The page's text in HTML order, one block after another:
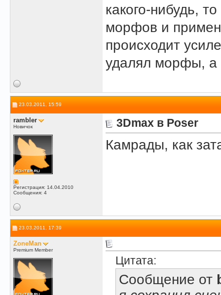
какого-нибудь,
морфов и
происходит
удалял морфы, а
23.03.2011, 15:59
rambler
Новичок
Регистрация: 14.04.2010
Сообщения: 4
3Dmax в Poser
Камрады, как
23.03.2011, 17:39
ZoneMan
Premium Member
Цитата:
Сообщение от